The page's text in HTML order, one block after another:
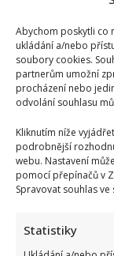
Abychom poskytli co
ukládání a/nebo
soubory cookies.
partnerům umožní
procházení nebo
odvolání souhlasu
Kliknutím níže
podrobnější
webu. Nastavení
pomocí přepínačů v
Spravovat souhlas
Statistiky